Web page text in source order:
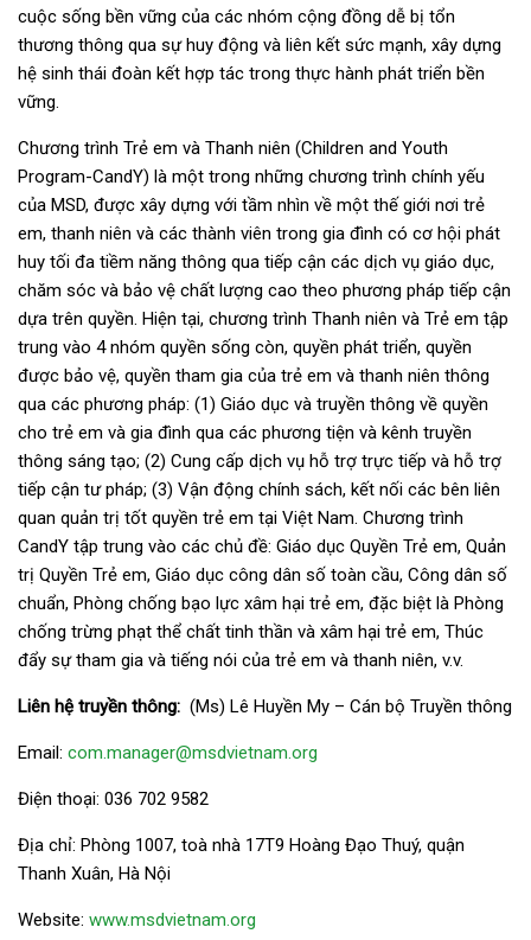
cuộc sống bền vững của các nhóm cộng đồng dễ bị tổn
thương thông qua sự huy động và liên kết sức mạnh, xây dựng
hệ sinh thái đoàn kết hợp tác trong thực hành phát triển bền
vững.
Chương trình Trẻ em và Thanh niên (Children and Youth
Program-CandY) là một trong những chương trình chính yếu
của MSD, được xây dựng với tầm nhìn về một thế giới nơi trẻ
em, thanh niên và các thành viên trong gia đình có cơ hội phát
huy tối đa tiềm năng thông qua tiếp cận các dịch vụ giáo dục,
chăm sóc và bảo vệ chất lượng cao theo phương pháp tiếp cận
dựa trên quyền. Hiện tại, chương trình Thanh niên và Trẻ em tập
trung vào 4 nhóm quyền sống còn, quyền phát triển, quyền
được bảo vệ, quyền tham gia của trẻ em và thanh niên thông
qua các phương pháp: (1) Giáo dục và truyền thông về quyền
cho trẻ em và gia đình qua các phương tiện và kênh truyền
thông sáng tạo; (2) Cung cấp dịch vụ hỗ trợ trực tiếp và hỗ trợ
tiếp cận tư pháp; (3) Vận động chính sách, kết nối các bên liên
quan quản trị tốt quyền trẻ em tại Việt Nam. Chương trình
CandY tập trung vào các chủ đề: Giáo dục Quyền Trẻ em, Quản
trị Quyền Trẻ em, Giáo dục công dân số toàn cầu, Công dân số
chuẩn, Phòng chống bạo lực xâm hại trẻ em, đặc biệt là Phòng
chống trừng phạt thể chất tinh thần và xâm hại trẻ em, Thúc
đẩy sự tham gia và tiếng nói của trẻ em và thanh niên, v.v.
Liên hệ truyền thông: (Ms) Lê Huyền My – Cán bộ Truyền thông
Email: com.manager@msdvietnam.org
Điện thoại: 036 702 9582
Địa chỉ: Phòng 1007, toà nhà 17T9 Hoàng Đạo Thuý, quận
Thanh Xuân, Hà Nội
Website: www.msdvietnam.org